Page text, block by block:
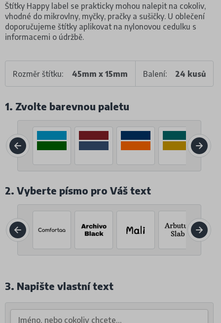
Štítky Happy label se prakticky mohou nalepit na cokoliv,
vhodné do mikrovlny, myčky, pračky a sušičky. U oblečení
doporučujeme štítky aplikovat na nylonovou cedulku s
informacemi o údržbě.
Rozměr štítku: 45mm x 15mm Balení: 24 kusů
1. Zvolte barevnou paletu
2. Vyberte písmo pro Váš text
3. Napište vlastní text